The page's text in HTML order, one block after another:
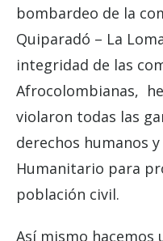
bombardeo de la
Quiparadó – La
integridad de las
Afrocolombianas,
violaron todas las
derechos humanos
Humanitario para
población civil.
Así mismo hacemos